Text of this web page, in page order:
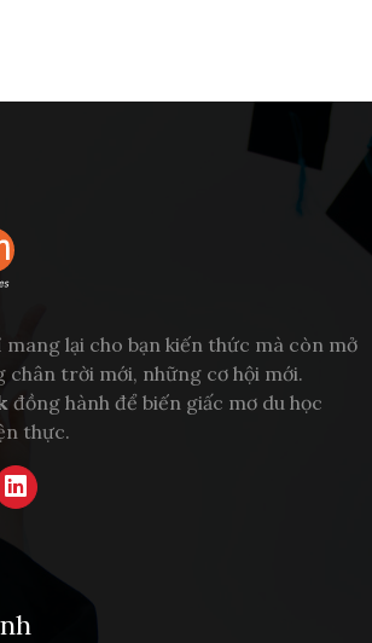
mang lại cho bạn kiến thức mà còn mở
chân trời mới, những cơ hội mới.
đồng hành để biến giấc mơ du học
thực.